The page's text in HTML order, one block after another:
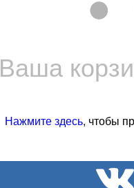
Ваша
Нажмите здесь, чтобы